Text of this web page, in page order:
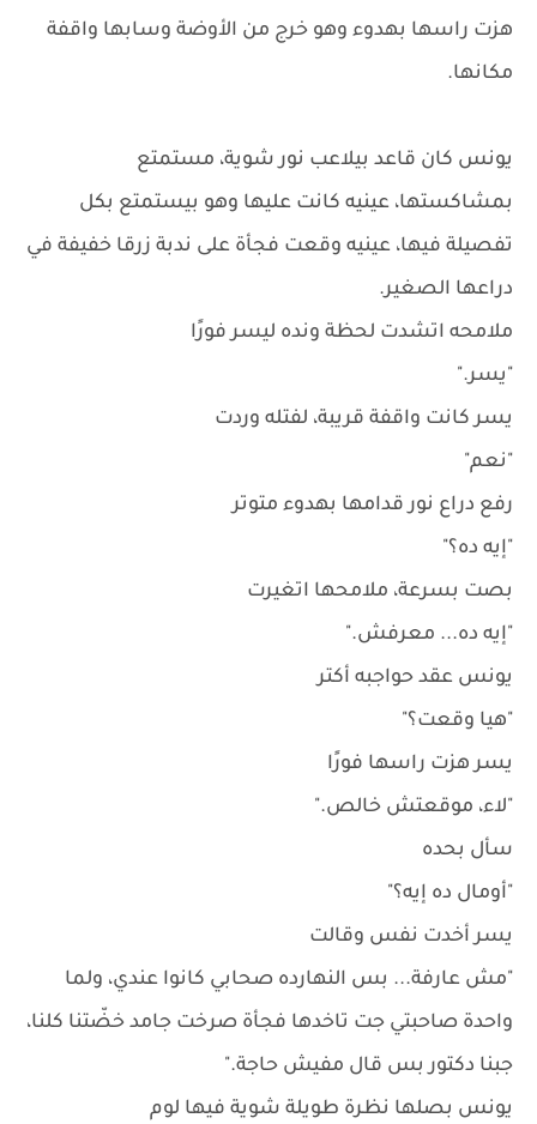
هزت راسها بهدوء وهو خرج من الأوضة وسابها واقفة
مكانها.
يونس كان قاعد بيلاعب نور شوية، مستمتع
بمشاكستها، عينيه كانت عليها وهو بيستمتع بكل
تفصيلة فيها، عينيه وقعت فجأة على ندبة زرقا خفيفة في
دراعها الصغير.
ملامحه اتشدت لحظة ونده ليسر فورًا
"يسر."
يسر كانت واقفة قريبة، لفتله وردت
"نعم"
رفع دراع نور قدامها بهدوء متوتر
"إيه ده؟"
بصت بسرعة، ملامحها اتغيرت
"إيه ده... معرفش."
يونس عقد حواجبه أكتر
"هيا وقعت؟"
يسر هزت راسها فورًا
"لاء، موقعتش خالص."
سأل بحده
"أومال ده إيه؟"
يسر أخدت نفس وقالت
"مش عارفة... بس النهارده صحابي كانوا عندي، ولما
واحدة صاحبتي جت تاخدها فجأة صرخت جامد خضّتنا كلنا،
جبنا دكتور بس قال مفيش حاجة."
يونس بصلها نظرة طويلة شوية فيها لوم